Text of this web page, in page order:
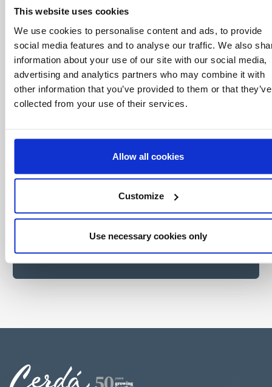
This website uses cookies
We use cookies to personalise content and ads, to provide
social media features and to analyse our traffic. We also
information about your use of our site with our social media,
advertising and analytics partners who may combine it with
other information that you’ve provided to them or that they’ve
collected from your use of their services.
Allow all cookies
Customize
Use necessary cookies only
que nadie
Consigue ofertas especiales, información
sobre eventos, los últimos artículos del blog y
conoce antes que nadie las novedades del
mundo del licensing, todo al alcance de un
click.